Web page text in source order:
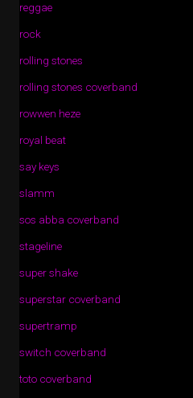
reggae
rock
rolling stones
rolling stones coverband
rowwen heze
royal beat
say keys
slamm
sos abba coverband
stageline
super shake
superstar coverband
supertramp
switch coverband
toto coverband